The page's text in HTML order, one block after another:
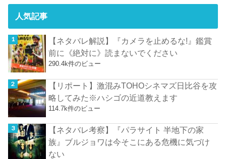
人気記事
【ネタバレ解説】『カメラを止めるな!』鑑賞
前に《絶対に》読まないでください
290.4k件のビュー
【リポート】激混みTOHOシネマズ日比谷を攻
略してみた※ハシゴの近道教えます
114.7k件のビュー
【ネタバレ考察】『パラサイト 半地下の家
族』ブルジョワは今そこにある危機に気づけ
ない